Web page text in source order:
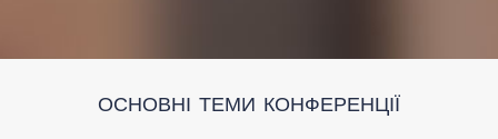
ОСНОВНІ ТЕМИ КОНФЕРЕНЦІЇ